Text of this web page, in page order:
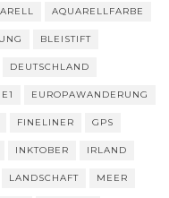
AQUARELLFARBE
BLEISTIFT
DEUTSCHLAND
E1 EUROPAWANDERUNG
FINELINER GPS
INKTOBER IRLAND
LANDSCHAFT MEER